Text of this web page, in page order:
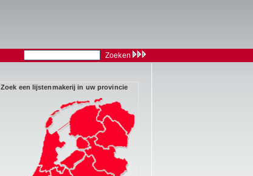
Zoeken
Zoek een lijstenmakerij in uw provincie